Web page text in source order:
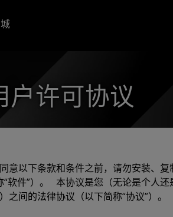
户许可协议
以下条款和条件之前，请勿安装、复
软件”）。 本协议是您（无论是个人还
之间的法律协议（以下简称“协议”）。